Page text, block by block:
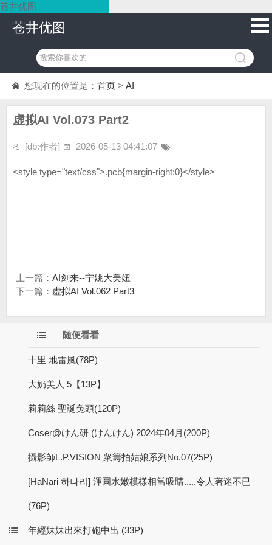
苍井优图
苍井优图
您现在的位置是： 首页 > AI
虚拟AI Vol.073 Part2
[db:作者] 2026-05-13 04:41:07
<style type="text/css">.pcb{margin-right:0}</style>
上一篇： AI剑来--宁姚大美妞
下一篇： 虚拟AI Vol.062 Part3
随便看看
十里 地雷風(78P)
大奶美人 5【13P】
莉莉絲 聖誕兔頭(120P)
Coser@けん研 (けんけん) 2024年04月(200P)
攝影師L.P.VISION 衆籌拍姑娘系列No.07(25P)
[HaNari 하나리] 渾圓水嫩模樣相當吸睛.....令人著迷不已
(76P)
年經妹妹出來打砲中出 (33P)